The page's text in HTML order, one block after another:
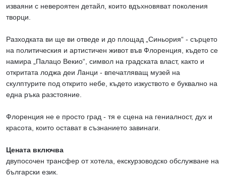
изваяни с невероятен детайл, които вдъхновяват поколения
творци.
Разходката ви ще ви отведе и до площад „Синьория“ - сърцето
на политическия и артистичен живот във Флоренция, където се
намира „Палацо Векио“, символ на градската власт, както и
откритата лоджа деи Ланци - впечатляващ музей на
скулптурите под открито небе, където изкуството е буквално на
една ръка разстояние.
Флоренция не е просто град - тя е сцена на гениалност, дух и
красота, които остават в съзнанието завинаги.
Цената включва
двупосочен трансфер от хотела, екскурзоводско обслужване на
български език.